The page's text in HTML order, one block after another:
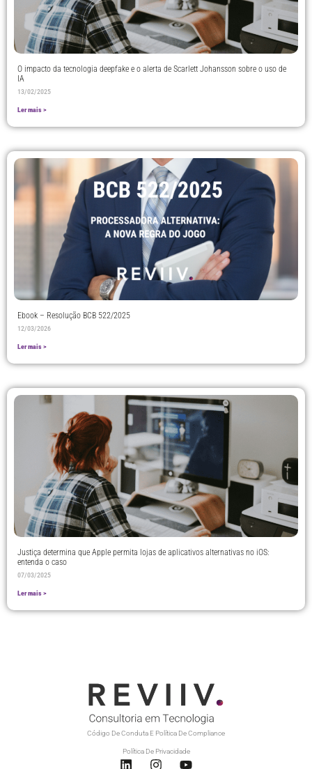
O impacto da tecnologia deepfake e o alerta de Scarlett Johansson sobre o uso de
IA
13/02/2025
Ler mais >
Ebook – Resolução BCB 522/2025
12/03/2026
Ler mais >
Justiça determina que Apple permita lojas de aplicativos alternativas no iOS:
entenda o caso
07/03/2025
Ler mais >
Código De Conduta E Política De Compliance
Política De Privacidade